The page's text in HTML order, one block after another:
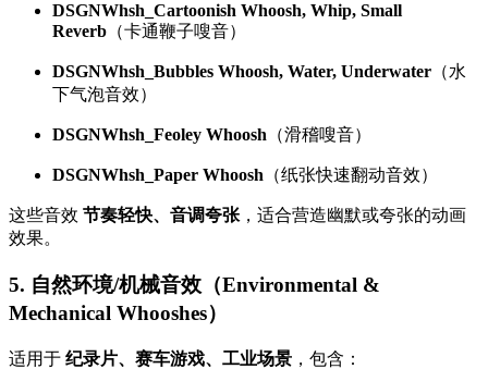
DSGNWhsh_Cartoonish Whoosh, Whip, Small
Reverb （卡通鞭子嗖音）
DSGNWhsh_Bubbles Whoosh, Water, Underwater （水
下气泡音效）
DSGNWhsh_Feoley Whoosh （滑稽嗖音）
DSGNWhsh_Paper Whoosh （纸张快速翻动音效）
这些音效 节奏轻快、音调夸张 ，适合营造幽默或夸张的动画
效果。
5. 自然环境/机械音效（Environmental &
Mechanical Whooshes）
适用于 纪录片、赛车游戏、工业场景 ，包含：